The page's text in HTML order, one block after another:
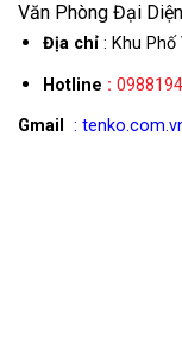
Văn Phòng Đại
Địa chỉ: Khu Phố
Hotline :
Gmail :